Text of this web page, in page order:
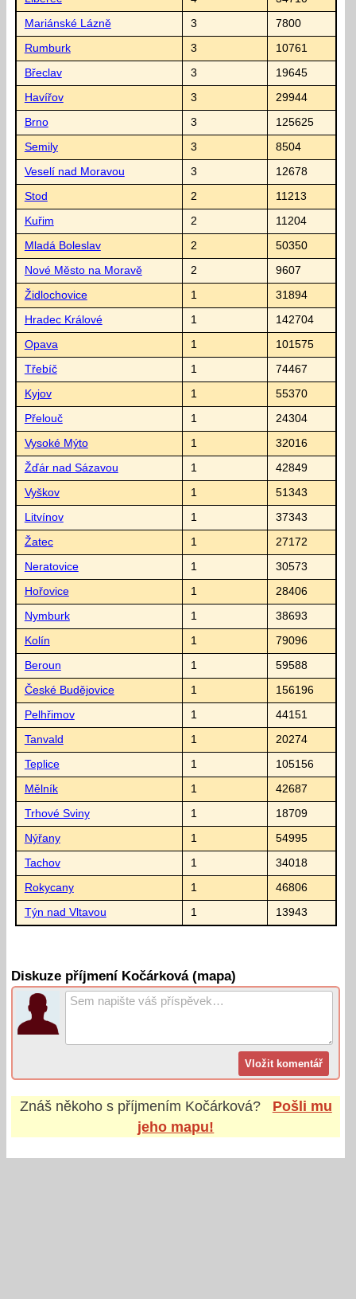
Mariánské Lázně 3 7800
Rumburk 3 10761
Břeclav 3 19645
Havířov 3 29944
Brno 3 125625
Semily 3 8504
Veselí nad Moravou 3 12678
Stod 2 11213
Kuřim 2 11204
Mladá Boleslav 2 50350
Nové Město na Moravě 2 9607
Židlochovice 1 31894
Hradec Králové 1 142704
Opava 1 101575
Třebíč 1 74467
Kyjov 1 55370
Přelouč 1 24304
Vysoké Mýto 1 32016
Žďár nad Sázavou 1 42849
Vyškov 1 51343
Litvínov 1 37343
Žatec 1 27172
Neratovice 1 30573
Hořovice 1 28406
Nymburk 1 38693
Kolín 1 79096
Beroun 1 59588
České Budějovice 1 156196
Pelhřimov 1 44151
Tanvald 1 20274
Teplice 1 105156
Mělník 1 42687
Trhové Sviny 1 18709
Nýřany 1 54995
Tachov 1 34018
Rokycany 1 46806
Týn nad Vltavou 1 13943
Diskuze příjmení Kočárková (mapa)
Znáš někoho s příjmením Kočárková?
Pošli mu
jeho mapu!